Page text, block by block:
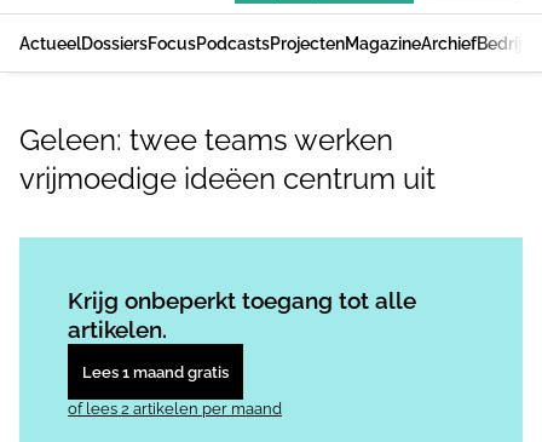
ActueelDossiersFocusPodcastsProjectenMagazineArchief
Geleen: twee teams werken
vrijmoedige ideëen centrum uit
Krijg onbeperkt toegang tot alle
artikelen.
Lees 1 maand gratis
of lees 2 artikelen per maand